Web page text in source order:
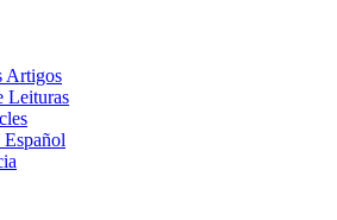
Artigos
Leituras